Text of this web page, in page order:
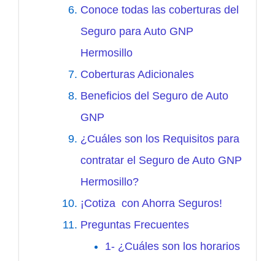
Conoce todas las coberturas del
Seguro para Auto GNP
Hermosillo
Coberturas Adicionales
Beneficios del Seguro de Auto
GNP
¿Cuáles son los Requisitos para
contratar el Seguro de Auto GNP
Hermosillo?
¡Cotiza con Ahorra Seguros!
Preguntas Frecuentes
1- ¿Cuáles son los horarios